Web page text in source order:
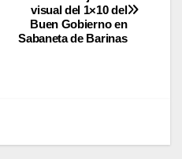
visual del 1×10 del
Buen Gobierno en
Sabaneta de Barinas